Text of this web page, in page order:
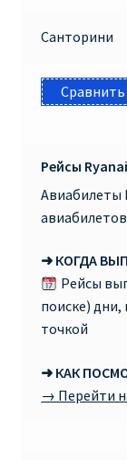
Санторини
Рейсы
Авиабилеты
➜ КОГДА
Рейсы
поиске)
точкой
➜ КАК
→ Перейти